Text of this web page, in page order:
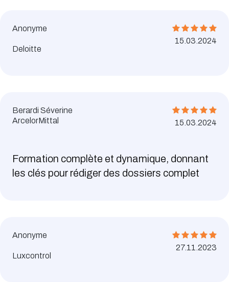
Anonyme
Deloitte
15.03.2024
Berardi Séverine
ArcelorMittal
15.03.2024
Formation complète et dynamique, donnant
les clés pour rédiger des dossiers complet
Anonyme
Luxcontrol
27.11.2023